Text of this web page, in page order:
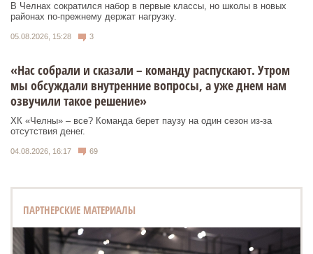
В Челнах сократился набор в первые классы, но школы в новых
районах по-прежнему держат нагрузку.
05.08.2026, 15:28 3
«Нас собрали и сказали – команду распускают. Утром
мы обсуждали внутренние вопросы, а уже днем нам
озвучили такое решение»
ХК «Челны» – все? Команда берет паузу на один сезон из-за
отсутствия денег.
04.08.2026, 16:17 69
ПАРТНЕРСКИЕ МАТЕРИАЛЫ